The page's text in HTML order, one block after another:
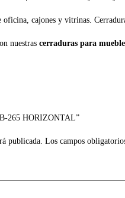
oficina, cajones y vitrinas.
nuestras cerraduras para
265 HORIZONTAL”
publicada. Los campos